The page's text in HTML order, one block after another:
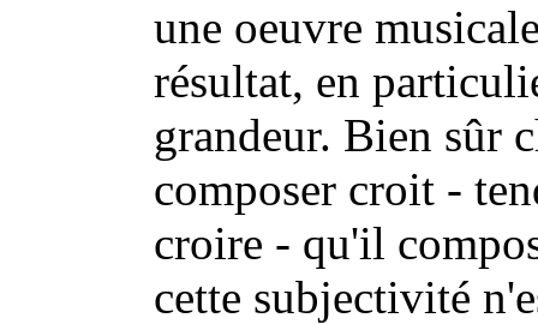
une oeuvre
résultat, en
grandeur. Bien sûr
composer croit -
croire - qu'il
cette subjectivité